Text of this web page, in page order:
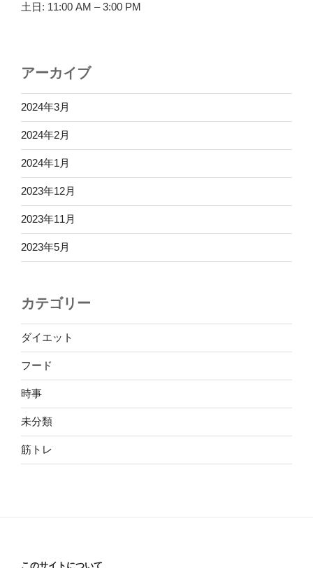
土日: 11:00 AM – 3:00 PM
アーカイブ
2024年3月
2024年2月
2024年1月
2023年12月
2023年11月
2023年5月
カテゴリー
ダイエット
フード
時事
未分類
筋トレ
このサイトについて